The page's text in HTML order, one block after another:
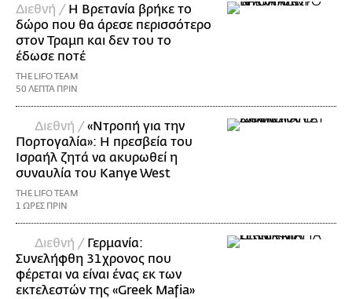
Διεθνή / Η Βρετανία βρήκε το
δώρο που θα άρεσε περισσότερο
στον Τραμπ και δεν του το
έδωσε ποτέ
THE LIFO TEAM
50 ΛΕΠΤΑ ΠΡΙΝ
Διεθνή / «Ντροπή για την
Πορτογαλία»: Η πρεσβεία του
Ισραήλ ζητά να ακυρωθεί η
συναυλία του Kanye West
THE LIFO TEAM
1 ΩΡΕΣ ΠΡΙΝ
Διεθνή / Γερμανία:
Συνελήφθη 31χρονος που
φέρεται να είναι ένας εκ των
εκτελεστών της «Greek Mafia»